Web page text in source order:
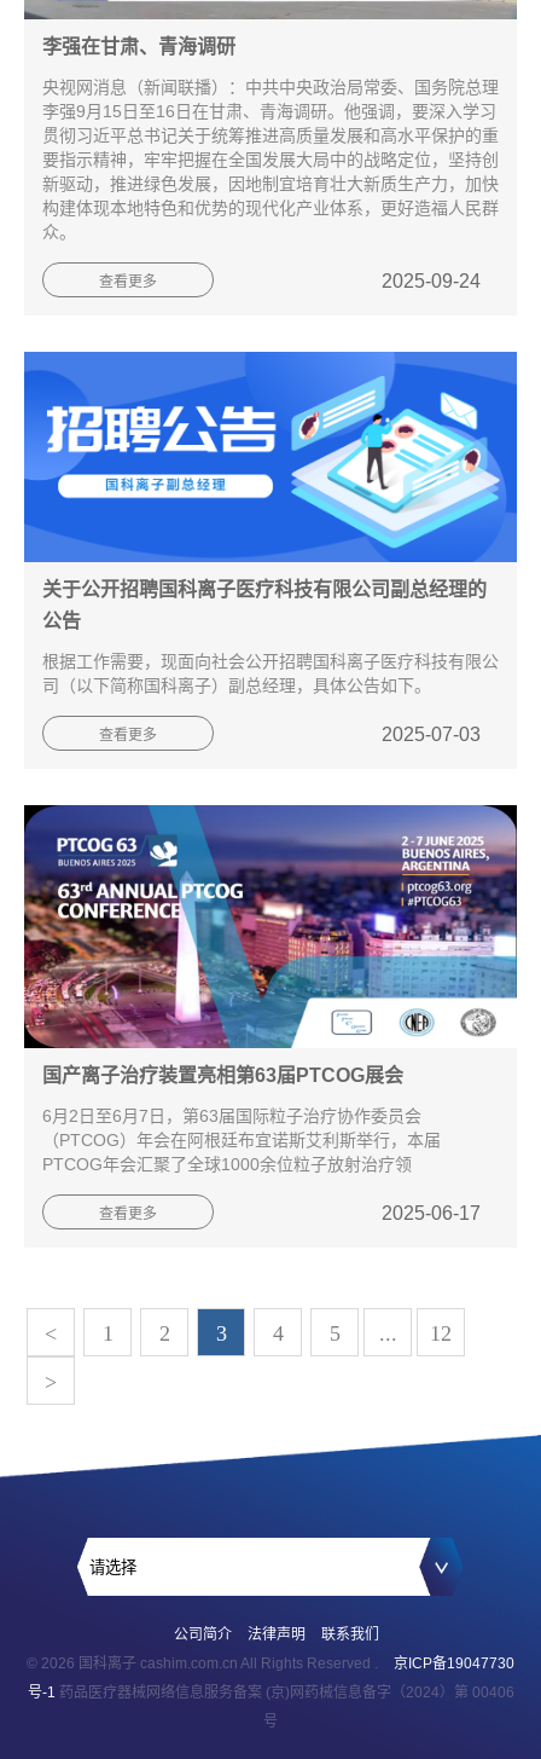
李强在甘肃、青海调研
央视网消息（新闻联播）：中共中央政治局常委、国务院总理
李强9月15日至16日在甘肃、青海调研。他强调，要深入学习
贯彻习近平总书记关于统筹推进高质量发展和高水平保护的重
要指示精神，牢牢把握在全国发展大局中的战略定位，坚持创
新驱动，推进绿色发展，因地制宜培育壮大新质生产力，加快
构建体现本地特色和优势的现代化产业体系，更好造福人民群
众。
查看更多 2025-09-24
关于公开招聘国科离子医疗科技有限公司副总经理的
公告
根据工作需要，现面向社会公开招聘国科离子医疗科技有限公
司（以下简称国科离子）副总经理，具体公告如下。
查看更多 2025-07-03
国产离子治疗装置亮相第63届PTCOG展会
6月2日至6月7日，第63届国际粒子治疗协作委员会
（PTCOG）年会在阿根廷布宜诺斯艾利斯举行，本届
PTCOG年会汇聚了全球1000余位粒子放射治疗领
查看更多 2025-06-17
< 1 2 3 4 5 ...
12
>
公司简介 法律声明
联系我们
© 2026 国科离子 cashim.com.cn All Rights Reserved .
京ICP备19047730
号-1 药品医疗器械网络信息服务备案 (京)网药械信息备字（2024）第 00406
号